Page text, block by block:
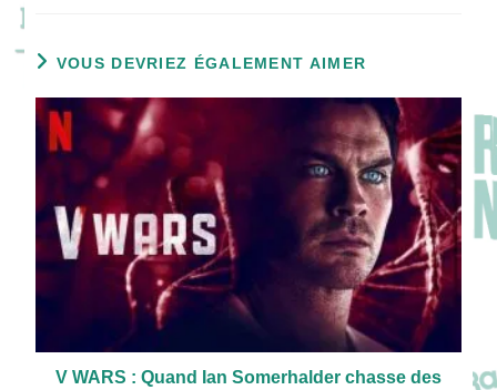
VOUS DEVRIEZ ÉGALEMENT AIMER
V WARS : Quand Ian Somerhalder chasse des